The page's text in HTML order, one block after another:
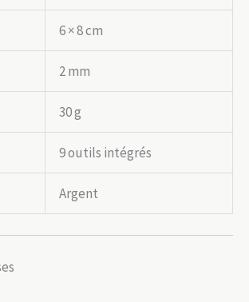
6 × 8 cm
2 mm
30 g
9 outils intégrés
Argent